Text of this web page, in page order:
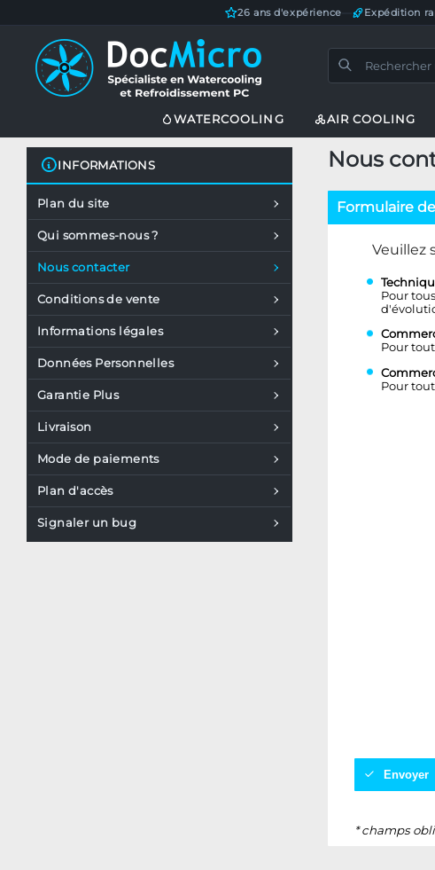
26 ans d'expérience Expédition
WATERCOOLING AIR COOLING
INFORMATIONS
Plan du site
Qui sommes-nous ?
Nous contacter
Conditions de vente
Informations légales
Données Personnelles
Garantie Plus
Livraison
Mode de paiements
Plan d'accès
Signaler un bug
Nous
Formulaire
Veuillez
Pour
Pour
Pour
* champs